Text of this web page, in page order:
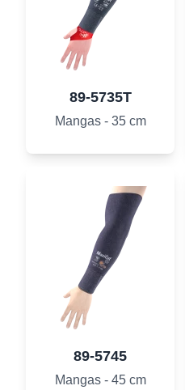
89-5735T
Mangas - 35 cm
89-5745
Mangas - 45 cm